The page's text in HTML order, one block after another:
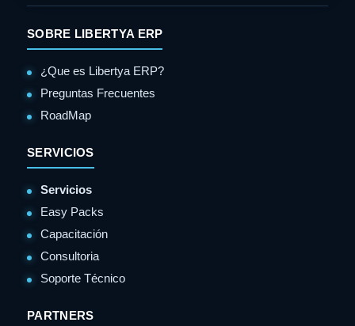
SOBRE LIBERTYA ERP
¿Que es Libertya ERP?
Preguntas Frecuentes
RoadMap
SERVICIOS
Servicios
Easy Packs
Capacitación
Consultoria
Soporte Técnico
PARTNERS